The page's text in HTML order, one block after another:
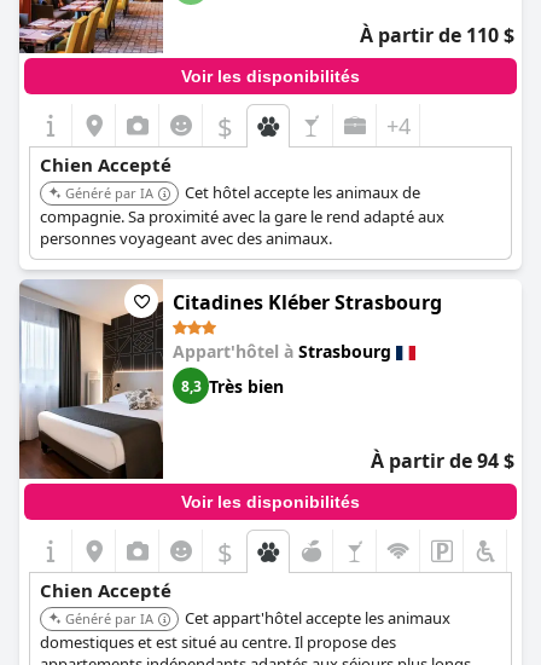
À partir de 110 $
Voir les disponibilités
$ +4
Chien Accepté
Généré par IA
Cet hôtel accepte les animaux de
compagnie. Sa proximité avec la gare le rend adapté aux
personnes voyageant avec des animaux.
Citadines Kléber Strasbourg
Appart'hôtel à Strasbourg
8,3 Très bien
À partir de 94 $
Voir les disponibilités
$
Chien Accepté
Généré par IA
Cet appart'hôtel accepte les animaux
domestiques et est situé au centre. Il propose des